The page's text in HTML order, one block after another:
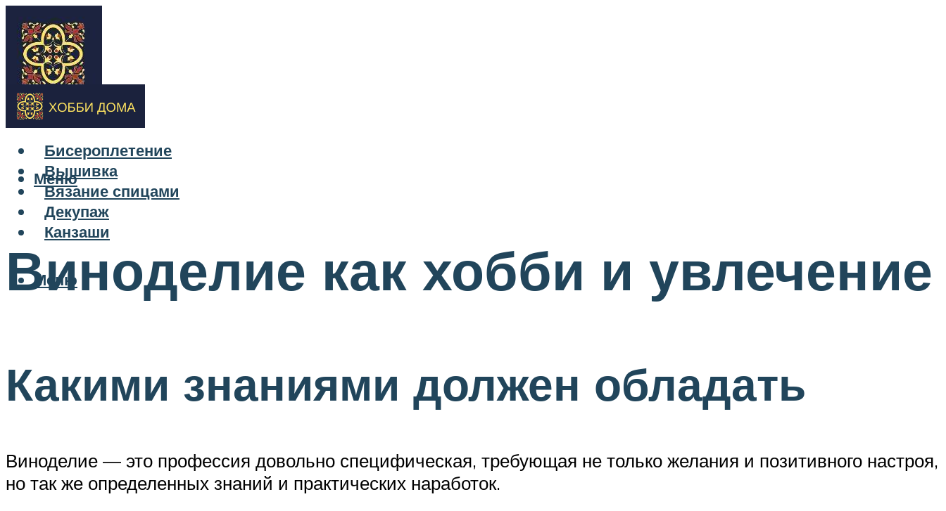
Бисероплетение
Вышивка
Вязание спицами
Декупаж
Канзаши
Меню
Меню
Виноделие как хобби и увлечение
Какими знаниями должен обладать
Виноделие — это профессия довольно специфическая, требующая не только желания и позитивного настроя,
но так же определенных знаний и практических наработок.